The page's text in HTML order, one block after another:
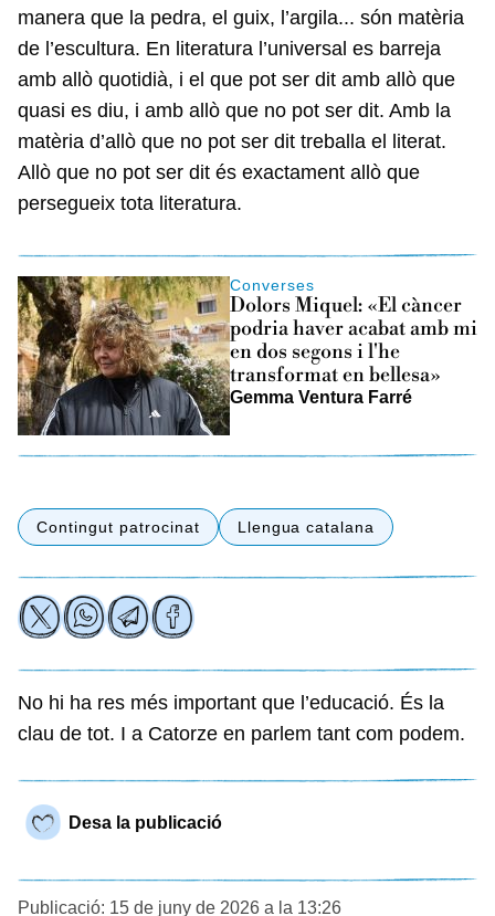
manera que la pedra, el guix, l’argila... són matèria
de l’escultura. En literatura l’universal es barreja
amb allò quotidià, i el que pot ser dit amb allò que
quasi es diu, i amb allò que no pot ser dit. Amb la
matèria d’allò que no pot ser dit treballa el literat.
Allò que no pot ser dit és exactament allò que
persegueix tota literatura.
Converses
Dolors Miquel: «El càncer
podria haver acabat amb mi
en dos segons i l'he
transformat en bellesa»
Gemma Ventura Farré
Contingut patrocinat Llengua catalana
No hi ha res més important que l’educació. És la
clau de tot. I a Catorze en parlem tant com podem.
Desa la publicació
Publicació: 15 de juny de 2026 a la 13:26